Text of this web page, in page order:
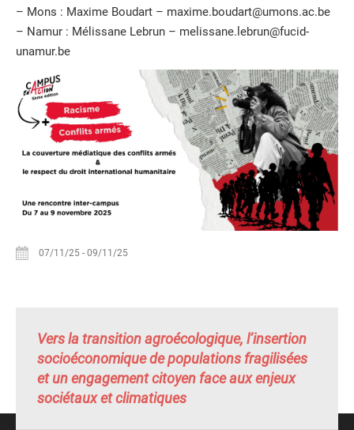
– Mons : Maxime Boudart – maxime.boudart@umons.ac.be
– Namur : Mélissane Lebrun – melissane.lebrun@fucid-
unamur.be
07/11/25 - 09/11/25
Vers la transition agroécologique, l’insertion
socioéconomique de populations fragilisées
et un engagement citoyen face aux enjeux
sociétaux et climatiques